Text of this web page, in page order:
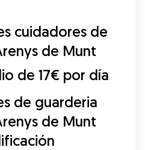
cuidadores de
de Munt
de 17€ por día
de guarderia
de Munt